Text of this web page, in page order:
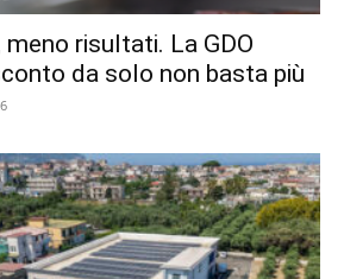
risultati. La GDO
da solo non basta più